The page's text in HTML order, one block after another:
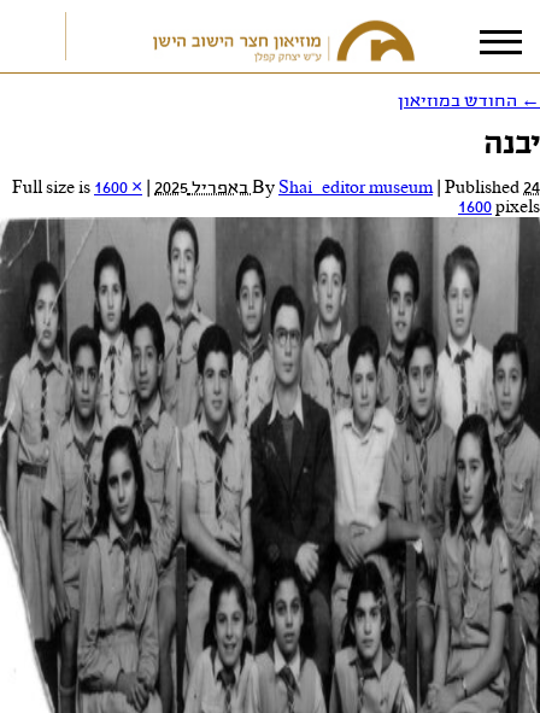
← החודש במוזיאון
יבנה
By Shai_editor museum Published24 באפריל 2025
1600 ×
1600pixels